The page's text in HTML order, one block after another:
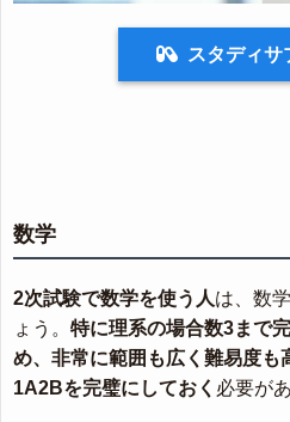
スタディサ
数学
2次試験で数学を使う人は、数
ょう。 特に理系の場合数3まで
め、非常に範囲も広く難易度も
1A2Bを完璧にしておく 必要が